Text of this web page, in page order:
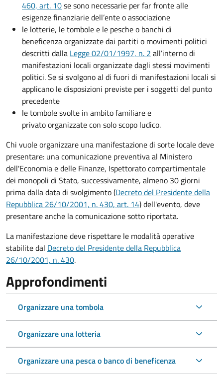
460, art. 10se sono necessarie per far fronte alle
esigenze finanziarie dell’ente o associazione
le lotterie, le tombole e le pesche o banchi di
beneficenza organizzate dai partiti o movimenti politici
descritti dalla Legge 02/01/1997, n. 2 all’interno di
manifestazioni locali organizzate dagli stessi movimenti
politici. Se si svolgono al di fuori di manifestazioni locali si
applicano le disposizioni previste per i soggetti del punto
precedente
le tombole svolte in ambito familiare e
privato organizzate con solo scopo ludico.
Chi vuole organizzare una manifestazione di sorte locale deve
presentare: una comunicazione preventiva al Ministero
dell'Economia e delle Finanze, Ispettorato compartimentale
dei monopoli di Stato, successivamente, almeno 30 giorni
prima dalla data di svolgimento (Decreto del Presidente della
Repubblica 26/10/2001, n. 430, art. 14) dell'evento, deve
presentare anche la comunicazione sotto riportata.
La manifestazione deve rispettare le modalità operative
stabilite dal Decreto del Presidente della Repubblica
26/10/2001, n. 430.
Approfondimenti
Organizzare una tombola
Organizzare una lotteria
Organizzare una pesca o banco di beneficenza